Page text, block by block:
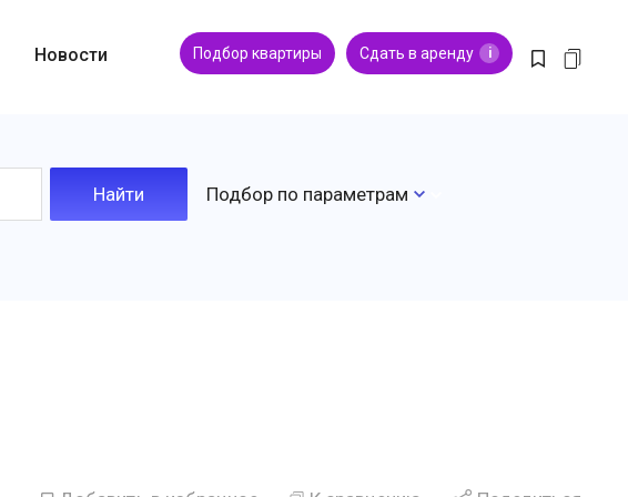
Новости Подбор квартиры Сдать в аренду i
Подбор по параметрам